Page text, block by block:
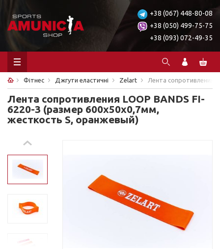
+38 (067) 448-80-08
+38 (050) 499-75-75
+38 (093) 072-49-35
Фітнес Джгути еластичні Zelart Лента сопротивления
Лента сопротивления LOOP BANDS FI-
6220-3 (размер 600x50x0,7мм,
жесткость S, оранжевый)